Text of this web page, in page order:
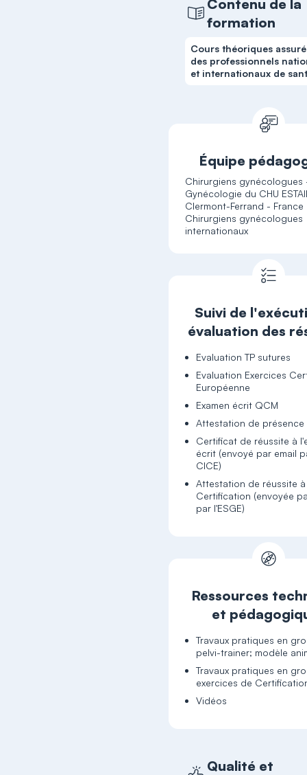
Contenu de la
formation
Cours théoriques
des professionnels
et internationaux de
Équipe
Chirurgiens gynécologues
Gynécologie du CHU
Clermont-Ferrand - France
Chirurgiens gynécologues
internationaux
Suivi de
évaluation des
Evaluation TP sutures
Evaluation Exercices
Européenne
Examen écrit QCM
Attestation de présence
Certificat de réussite à
écrit (envoyé par email
CICE)
Attestation de réussite
Certification (envoyée
par l'ESGE)
Ressources
et
Travaux pratiques en
pelvi-trainer; modèle
Travaux pratiques en
exercices de
Vidéos
Qualité et